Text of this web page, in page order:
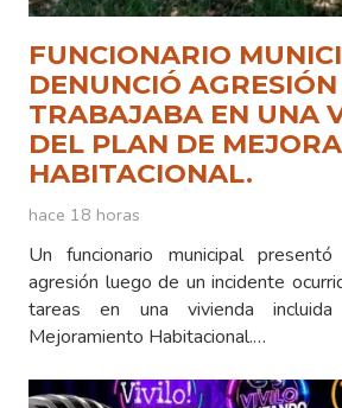
FUNCIONARIO
DENUNCIÓ
TRABAJABA EN UNA
DEL PLAN DE
HABITACIONAL.
hace 18 horas
Un funcionario municipal
agresión luego de un incidente
tareas en una vivienda
Mejoramiento Habitacional.…